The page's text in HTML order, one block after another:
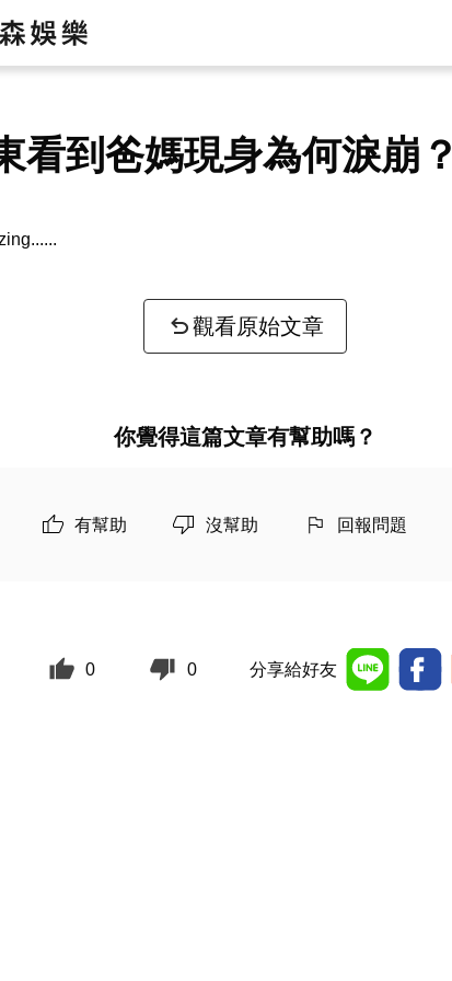
看到爸媽現身為何淚崩？
觀看原始文章
你覺得這篇文章有幫助嗎？
有幫助 沒幫助 回報問題
0 0 分享給好友